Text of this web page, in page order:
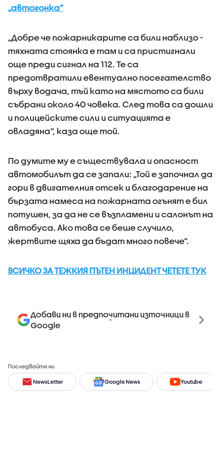
„автогонка“
„Добре че пожарникарите са били наблизо -
тяхната стоянка е там и са пристигнали
още преди сигнал на 112. Те са
предотвратили евентуално посегателство
върху водача, тъй като на мястото са били
събрани около 40 човека. След това са дошли
и полицейските сили и ситуацията е
овладяна“, каза още той.
По думите му е съществувала и опасност
автомобилът да се запали: „Той е започнал да
гори в двигателния отсек и благодарение на
бързата намеса на пожарната огънят е бил
потушен, за да не се възпламени и салонът на
автобуса. Ако това се беше случило,
жертвите щяха да бъдат много повече“.
ВСИЧКО ЗА ТЕЖКИЯ ПЪТЕН ИНЦИДЕНТ ЧЕТЕТЕ ТУК
Добави ни в предпочитани източници в
Google
Последвайте ни
NewsLetter Google News Youtube